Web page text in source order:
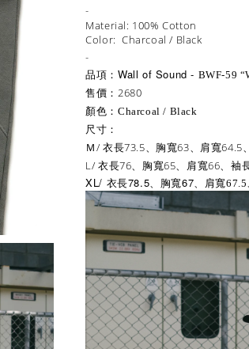
-
Material: 100% Cotton
Color: Charcoal / Black
-
品項：Wall of Sound - BWF-59
售價：2680
顏色： Charcoal / Black
尺寸：
Ｍ/ 衣長73.5、胸寬63、肩寬64.5
L/ 衣長76、胸寬65、肩寬66、袖
XL/ 衣長78.5 、胸寬67 、肩寬